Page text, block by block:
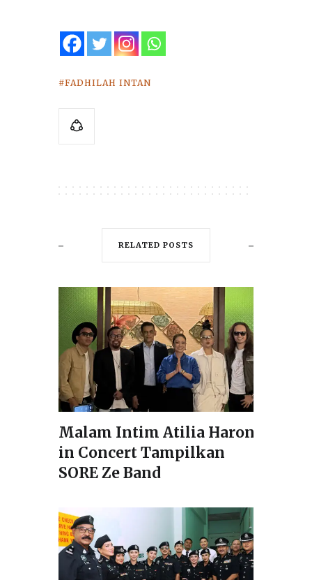
FADHILAH INTAN
RELATED POSTS
Malam Intim Atilia Haron
in Concert Tampilkan
SORE Ze Band